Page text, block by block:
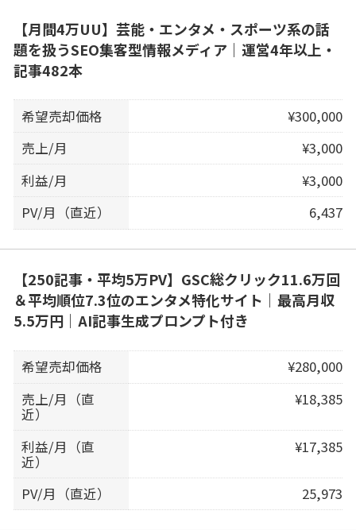
【月間4万UU】芸能・エンタメ・スポーツ系の話
題を扱うSEO集客型情報メディア｜運営4年以上・
記事482本
希望売却価格
¥300,000
売上/月
¥3,000
利益/月
¥3,000
PV/月（直近）
6,437
【250記事・平均5万PV】GSC総クリック11.6万回
＆平均順位7.3位のエンタメ特化サイト｜最高月収
5.5万円｜AI記事生成プロンプト付き
希望売却価格
¥280,000
売上/月（直
近）
¥18,385
利益/月（直
近）
¥17,385
PV/月（直近） 25,973